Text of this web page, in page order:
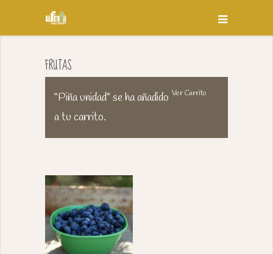
FRUTAS
Ver Carrito
“Piña unidad” se ha añadido
a tu carrito.